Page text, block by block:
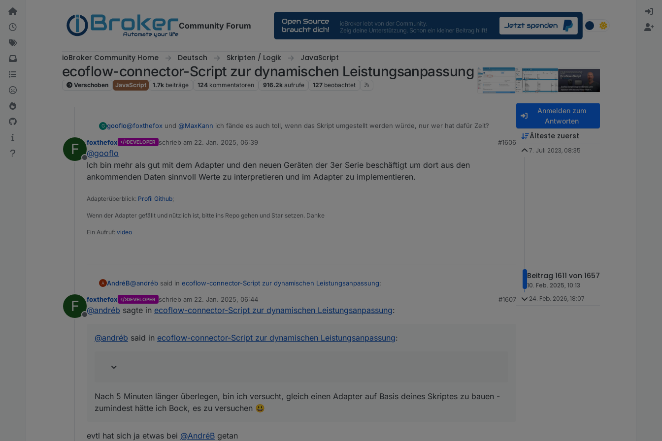
Weiter zum Inhalt
Community Forum
ioBroker Community Home Deutsch Skripten / Logik JavaScript
ecoflow-connector-Script zur dynamischen Leistungsanpassung
Verschoben JavaScript 1.7k beiträge 124 kommentatoren 916.2k aufrufe 127 beobachtet
G gooflo@foxthefox und @MaxKann ich fände es auch toll, wenn das Skript umgestellt werden würde, nur wer hat dafür Zeit?
Bei mir läuft zum Glück noch alles normal auch ohne geöffnete App (D2M + PS und D2M Zusatzakku + PS), d.h. ich würde
Falls sich jemand findet (oder gar mehrere) unterstütze ich gerne.
F
Offline
foxthefox DEVELOPER schrieb am 22. Jan. 2025, 06:39
zuletzt editiert von
#1606
@gooflo
Ich bin mehr als gut mit dem Adapter und den neuen Geräten der 3er Serie beschäftigt um dort aus den
ankommenden Daten sinnvoll Werte zu interpretieren und im Adapter zu implementieren.
Adapterüberblick: Profil Github;
Wenn der Adapter gefällt und nützlich ist, bitte ins Repo gehen und Star setzen. Danke
Ein Aufruf: video
AndréB@andréb said in ecoflow-connector-Script zur dynamischen Leistungsanpassung:
Dafür wäre es aber notwendig, es auf GitHub zu veröffentlichen. Dann könnte man da prima zusammen dran arbeiten
dein Skript, da bräuchte ich natürlich auch dein OK für :)
hätte ich Bock, es zu versuchen 😃
F
Offline
foxthefox DEVELOPER schrieb am 22. Jan. 2025, 06:44
zuletzt editiert von
#1607
@andréb sagte in ecoflow-connector-Script zur dynamischen Leistungsanpassung:
@andréb said in ecoflow-connector-Script zur dynamischen Leistungsanpassung:
Nach 5 Minuten länger überlegen, bin ich versucht, gleich einen Adapter auf Basis deines Skriptes zu bauen -
zumindest hätte ich Bock, es zu versuchen 😃
evtl hat sich ja etwas bei @AndréB getan
Anmelden zum
Antworten
Älteste zuerst
7. Juli 2023, 08:35
Beitrag 1611 von 1657
10. Feb. 2025, 10:13
24. Feb. 2026, 18:07